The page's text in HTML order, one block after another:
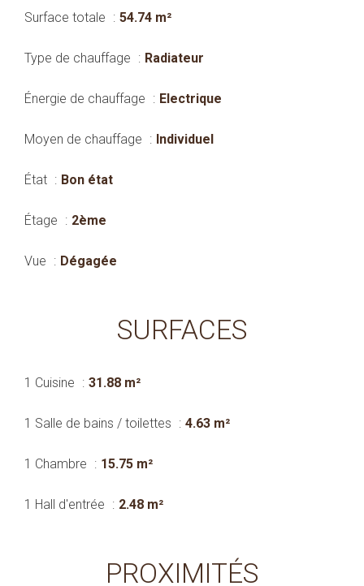
Surface totale 54.74 m²
Type de chauffage Radiateur
Énergie de chauffage Electrique
Moyen de chauffage Individuel
État Bon état
Étage 2ème
Vue Dégagée
SURFACES
1 Cuisine 31.88 m²
1 Salle de bains / toilettes 4.63 m²
1 Chambre 15.75 m²
1 Hall d'entrée 2.48 m²
PROXIMITÉS